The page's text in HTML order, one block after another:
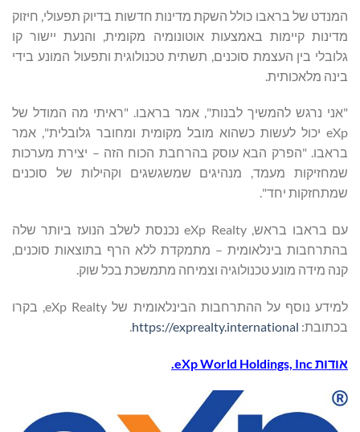
המנדט של בראבו כולל השקת מדינות חדשות בדיוק תפעולי, חיזוק
מדינות קיימות באמצעות אוטונומיה מקומית, והנעת יישור קו
גלובלי בין העצמת סוכנים, תשתית טכנולוגית ותפעול המונע בידי
בינה מלאכותית.
"אני נרגש להמשיך לבנות", אמר בראבו. "ראיתי מה המודל של
eXp יכול לעשות כשהוא מובל מקומית ומחובר גלובלית", אמר
בראבו. "הפרק הבא עוסק בהרחבת הכוח הזה – יצירת מערכות
שמחזיקות מעמד, מנהיגים שמשגשגים וקהילות של סוכנים
שמתחזקות יחד".
עם בראבו בראש, eXp Realty נכנסת לשלב הנועז ביותר שלה
בהתרחבות בינלאומית – מתמקדת ללא הרף בתוצאות סוכנים,
קנה מידה מונע טכנולוגיה וצמיחה מתמשכת בכל שוק.
למידע נוסף על ההתרחבות הבינלאומית של eXp Realty, בקרו
בכתובת: https://exprealty.international
.
אודותeXp World Holdings, Inc.